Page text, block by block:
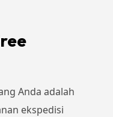
Anda adalah
ekspedisi